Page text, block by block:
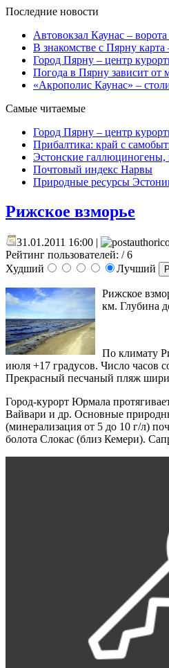
Последние новости
Автовокзал Каунас –
В знакомстве с Пярну
Город Пярну – центр
Погода в Пярну зависит от
«Акрополис Каунас» –
Самые читаемые
Город Пярну – центр
Прибалтика: край с
Эстонские
Почтовый индекс Нарвы
Природные ресурсы
Рижское взморье
31.01.2011 16:00 |
Рейтинг пользователей: / 6
Худший
Лучший
Рижское
км. Глубина
По климату
июля +17 градусов. Число часов
Прекрасный песчаный пляж
Город-курорт Юрмала
Вайвари и др. Основные
(минерализация от 5 до 10 г/л)
болота Слокас (близ Кемери).